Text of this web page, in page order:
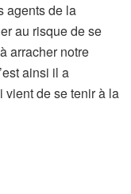
agents de la
au risque de se
arracher notre
ainsi il a
vient de se tenir à la